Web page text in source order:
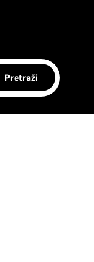
Pretraži